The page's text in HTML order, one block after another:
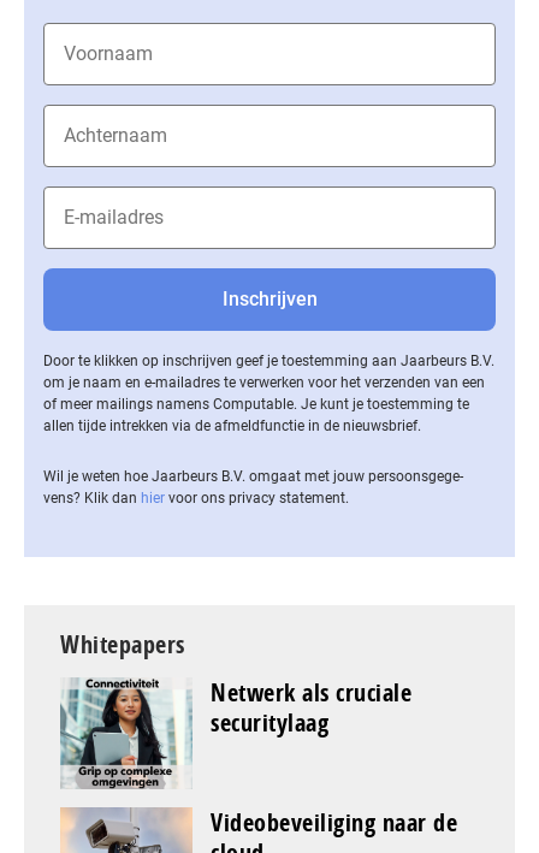
Door te klikken op inschrijven geef je toestemming aan Jaarbeurs B.V.
om je naam en e-mailadres te verwerken voor het verzenden van een
of meer mailings namens Computable. Je kunt je toestemming te
allen tijde intrekken via de af­meld­func­tie in de nieuwsbrief.
Wil je weten hoe Jaarbeurs B.V. omgaat met jouw per­soons­ge­ge­
vens? Klik dan hier voor ons privacy statement.
Whitepapers
Netwerk als cruciale
securitylaag
Videobeveiliging naar de